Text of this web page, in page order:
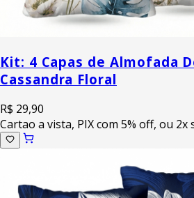
Kit: 4 Capas de Almofada
Cassandra Floral
R$ 29,90
Cartao a vista, PIX com 5% off, ou 2x